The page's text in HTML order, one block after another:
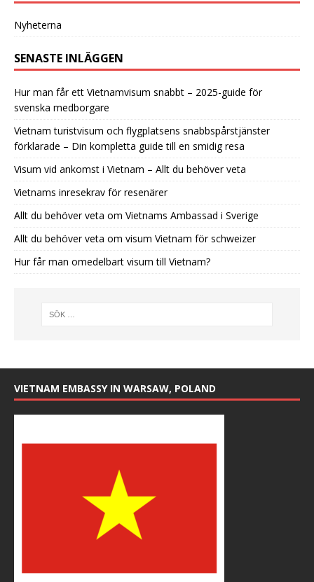
Nyheterna
SENASTE INLÄGGEN
Hur man får ett Vietnamvisum snabbt – 2025-guide för
svenska medborgare
Vietnam turistvisum och flygplatsens snabbspårstjänster
förklarade – Din kompletta guide till en smidig resa
Visum vid ankomst i Vietnam – Allt du behöver veta
Vietnams inresekrav för resenärer
Allt du behöver veta om Vietnams Ambassad i Sverige
Allt du behöver veta om visum Vietnam för schweizer
Hur får man omedelbart visum till Vietnam?
VIETNAM EMBASSY IN WARSAW, POLAND